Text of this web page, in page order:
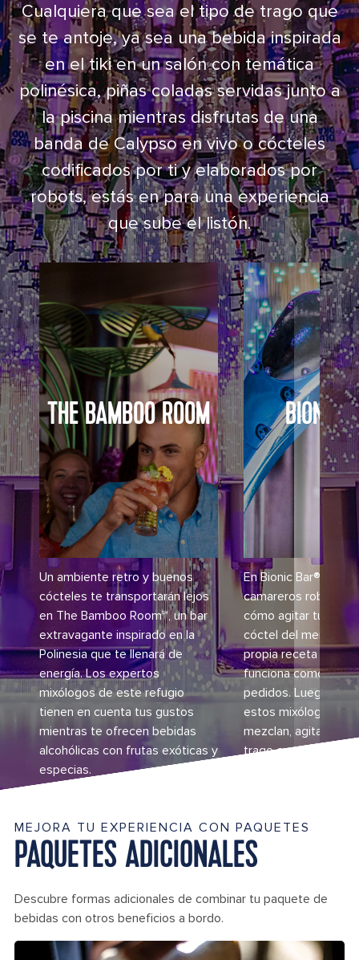
Cualquiera que sea el tipo de trago que
se te antoje, ya sea una bebida inspirada
en el tiki en un salón con temática
polinésica, piñas coladas servidas junto a
la piscina mientras disfrutas de una
banda de Calypso en vivo o cócteles
codificados por ti y elaborados por
robots, estás en para una experiencia
que sube el listón.
THE BAMBOO ROOM
Un ambiente retro y buenos
cócteles te transportarán lejos
en The Bamboo Room℠, un bar
extravagante inspirado en la
Polinesia que te llenará de
energía. Los expertos
mixólogos de este refugio
tienen en cuenta tus gustos
mientras te ofrecen bebidas
alcohólicas con frutas exóticas y
especias.
BIONIC
En Bionic Bar®,
camareros robots
cómo agitar tu
cóctel del menú o
propia receta en un
funciona como
pedidos. Luego,
estos mixólogos
mezclan, agitan y
trago característico.
MEJORA TU EXPERIENCIA CON PAQUETES
PAQUETES ADICIONALES
Descubre formas adicionales de combinar tu paquete de
bebidas con otros beneficios a bordo.